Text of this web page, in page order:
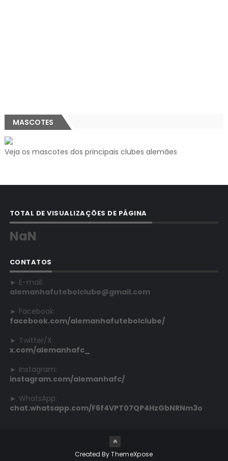
MASCOTES
Veja os mascotes dos principais clubes alemães
TOTAL DE VISUALIZAÇÕES DE PÁGINA
NaN
CONTATOS
► E-mail:
alemanhafutebolclube@gmail.com
► Facebook:
facebook.com/alemanhafutebolclube/
► Twitter/X:
x.com/alemanhafc_
► Instagram:
instagram.com/alemanhafc/
► WhatsApp:
chat.whatsapp.com/F6f4VPT07QP4HzGbNRNm3o
Created ByThemeXpose